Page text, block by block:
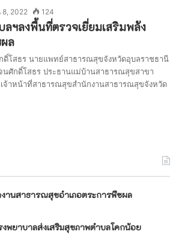
2022 124
ฯลงพื้นที่ตรวจเยี่ยมเสริมพลัง
ล
โสธร นายแพทย์สาธารณสุขจังหวัดอุบลราชธานี
นศักดิ์โสธร ประธานแม่บ้านสาธารณสุขสาขา
จ้าหน้าที่สาธารณสุขสำนักงานสาธารณสุขจังหวัด
านสาธารณสุขอำเภอตระการพืชผล
งพยาบาลส่งเสริมสุขภาพตำบลโคกน้อย